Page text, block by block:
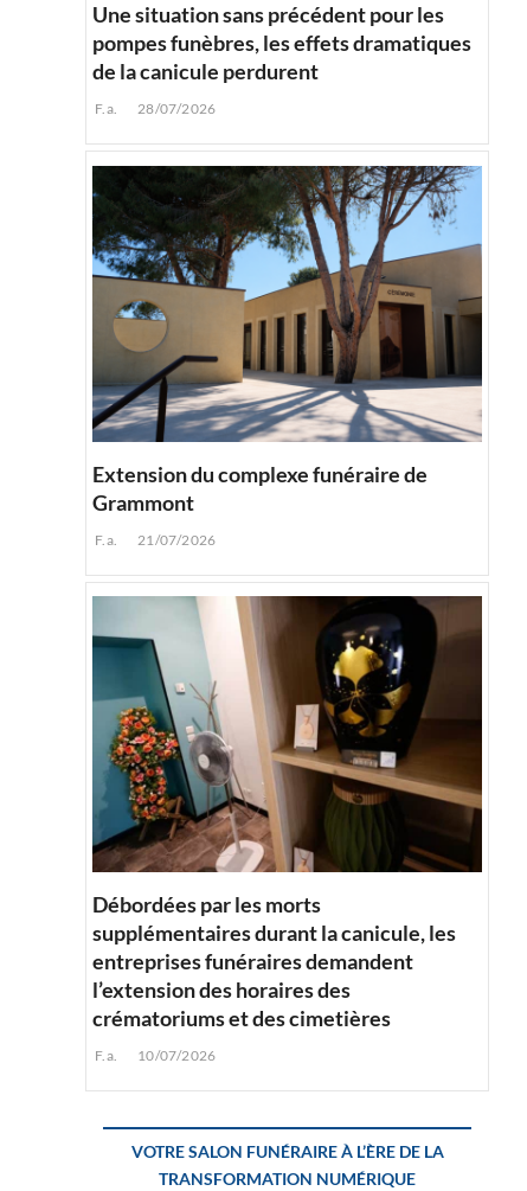
Une situation sans précédent pour les
pompes funèbres, les effets dramatiques
de la canicule perdurent
F.a. 28/07/2026
Extension du complexe funéraire de
Grammont
F.a. 21/07/2026
Débordées par les morts
supplémentaires durant la canicule, les
entreprises funéraires demandent
l’extension des horaires des
crématoriums et des cimetières
F.a. 10/07/2026
VOTRE SALON FUNÉRAIRE À L’ÈRE DE LA
TRANSFORMATION NUMÉRIQUE